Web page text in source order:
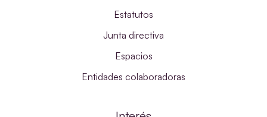
Estatutos
Junta directiva
Espacios
Entidades colaboradoras